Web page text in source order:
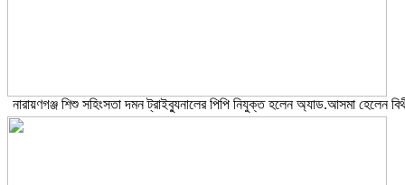
নারায়ণগঞ্জ শিশু সহিংসতা দমন ট্রাইব্যুনালের পিপি নিযুক্ত হলেন অ্যাড.আসমা হেলেন